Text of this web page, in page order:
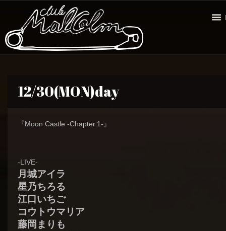
12/30(MON)day
『Moon Castle -Chapter.1-』
-LIVE-
月城アイラ
星乃ちろる
江口いちご
コウトウマリア
藤岡まりも